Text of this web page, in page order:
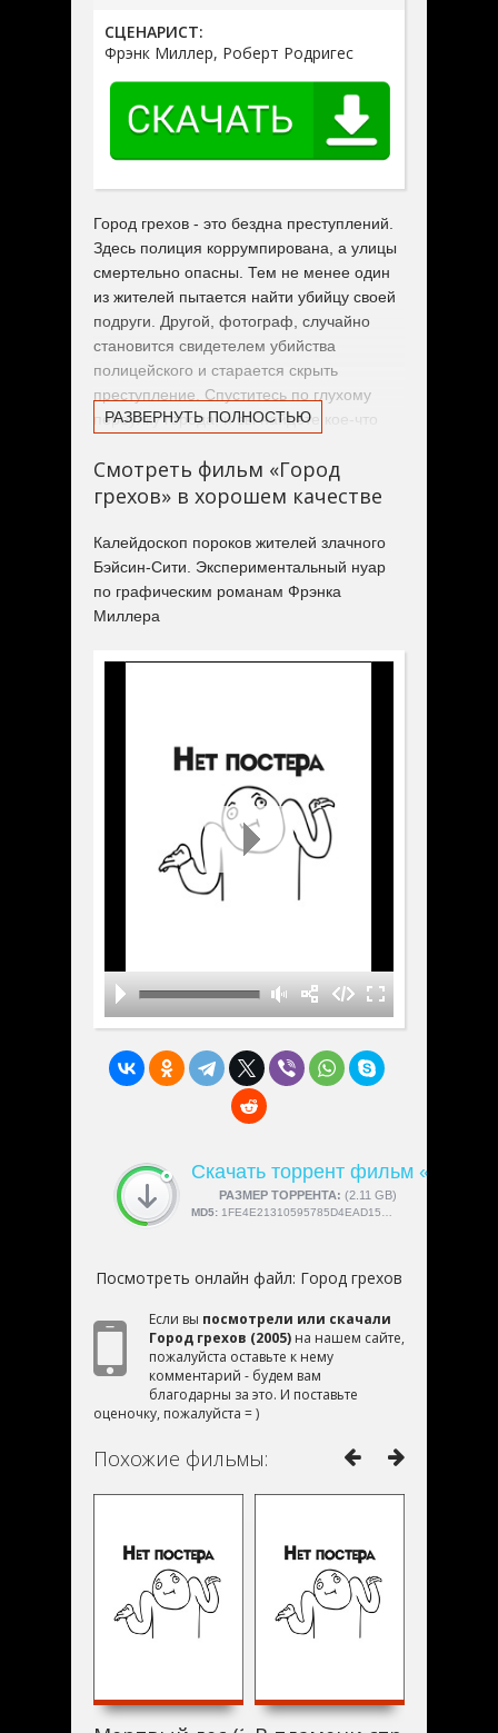
СЦЕНАРИСТ:
Фрэнк Миллер, Роберт Родригес
Город грехов - это бездна преступлений.
Здесь полиция коррумпирована, а улицы
смертельно опасны. Тем не менее один
из жителей пытается найти убийцу своей
подруги. Другой, фотограф, случайно
становится свидетелем убийства
полицейского и старается скрыть
преступление. Спуститесь по глухому
переулку города, и вы найдете кое-что
РАЗВЕРНУТЬ ПОЛНОСТЬЮ
Смотреть фильм «Город
грехов» в хорошем качестве
Калейдоскоп пороков жителей злачного
Бэйсин-Сити. Экспериментальный нуар
по графическим романам Фрэнка
Миллера
Скачать торрент фильм «Город
РАЗМЕР ТОРРЕНТА: (2.11 GB)
СКАЧАЛИ:4189
MD5: 1FE4E21310595785D4EAD1574E0ED69D
Посмотреть онлайн файл: Город грехов
Если вы посмотрели или скачали
Город грехов (2005) на нашем сайте,
пожалуйста оставьте к нему
комментарий - будем вам
благодарны за это. И поставьте
оценочку, пожалуйста = )
Похожие фильмы: